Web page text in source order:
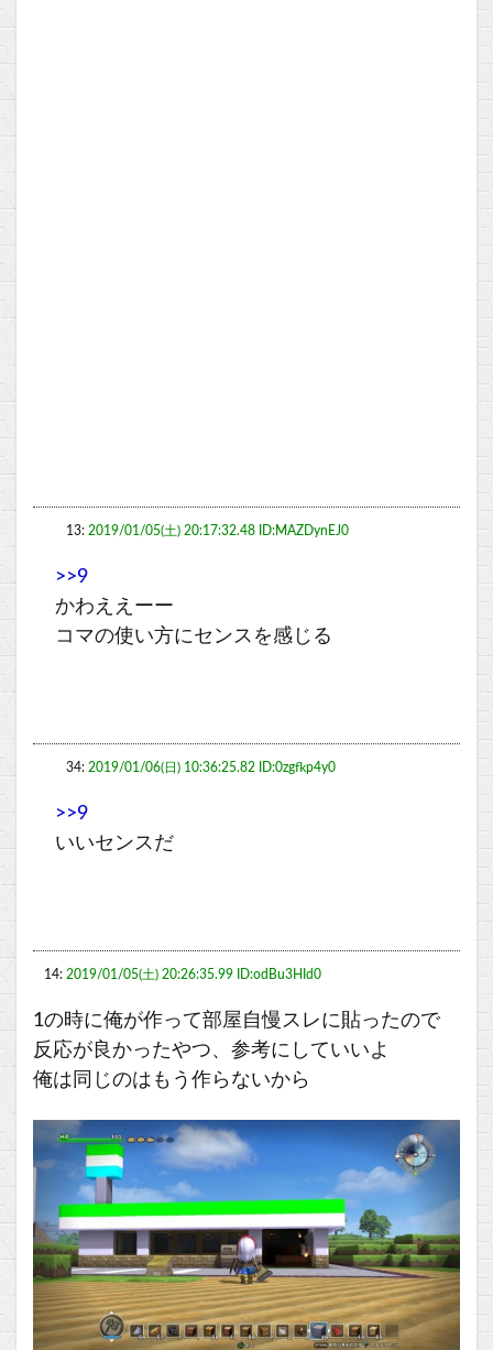
13: 2019/01/05(土) 20:17:32.48 ID:MAZDynEJ0
>>9
かわええーー
コマの使い方にセンスを感じる
34: 2019/01/06(日) 10:36:25.82 ID:0zgfkp4y0
>>9
いいセンスだ
14: 2019/01/05(土) 20:26:35.99 ID:odBu3HId0
1の時に俺が作って部屋自慢スレに貼ったので
反応が良かったやつ、参考にしていいよ
俺は同じのはもう作らないから